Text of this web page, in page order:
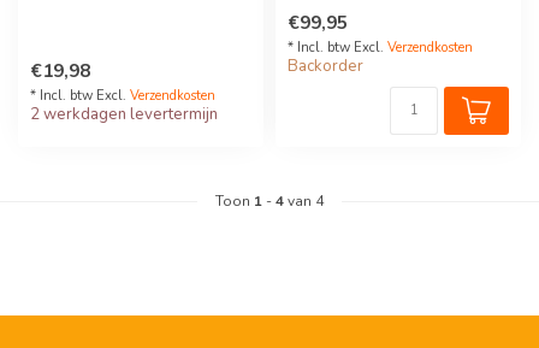
€19,98
* Incl. btw Excl. Verzendkosten
2 werkdagen levertermijn
€99,95
* Incl. btw Excl. Verzendkosten
Backorder
Toon 1 -4van 4